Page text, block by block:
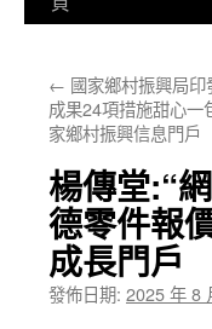
← 國家鄉村振興局
成果24項措施甜心一
家鄉村振興信息門戶
楊傳堂:“
德零件報
成長門戶
發佈日期: 2025 年 8